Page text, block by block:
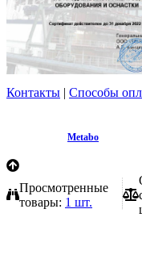
Контакты | Способы
Metabo
Просмотренные
товары: 1 шт.